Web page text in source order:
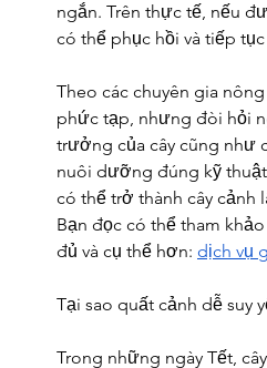
ngắn. Trên thực tế, nếu
có thể phục hồi và tiếp
Theo các chuyên gia
phức tạp, nhưng đòi hỏi
trưởng của cây cũng như
nuôi dưỡng đúng kỹ
có thể trở thành cây cảnh
Bạn đọc có thể tham
đủ và cụ thể hơn: dịch vụ
Tại sao quất cảnh dễ suy
Trong những ngày Tết,